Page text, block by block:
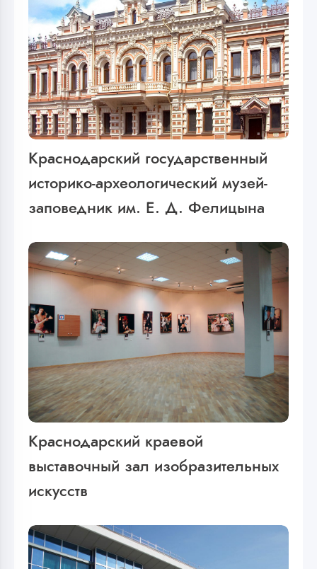
Краснодарский государственный
историко-археологический музей-
заповедник им. Е. Д. Фелицына
Краснодарский краевой
выставочный зал изобразительных
искусств